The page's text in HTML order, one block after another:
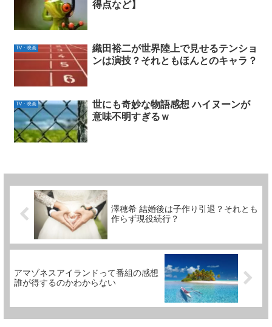
得点など】
TV・映画
織田裕二が世界陸上で見せるテンショ
ンは演技？それともほんとのキャラ？
TV・映画
世にも奇妙な物語感想 ハイヌーンが
意味不明すぎるｗ
澤穂希 結婚後は子作り引退？それとも
作らず現役続行？
アマゾネスアイランドって番組の感想
誰が得するのかわからない